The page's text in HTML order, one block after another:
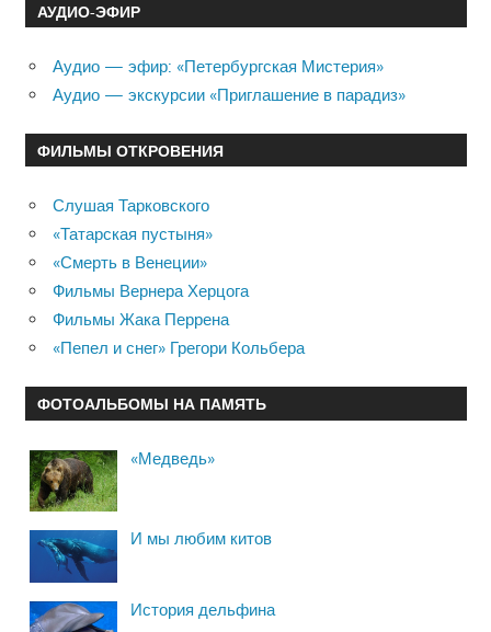
АУДИО-ЭФИР
Аудио — эфир: «Петербургская Мистерия»
Аудио — экскурсии «Приглашение в парадиз»
ФИЛЬМЫ ОТКРОВЕНИЯ
Слушая Тарковского
«Татарская пустыня»
«Смерть в Венеции»
Фильмы Вернера Херцога
Фильмы Жака Перрена
«Пепел и снег» Грегори Кольбера
ФОТОАЛЬБОМЫ НА ПАМЯТЬ
«Медведь»
И мы любим китов
История дельфина